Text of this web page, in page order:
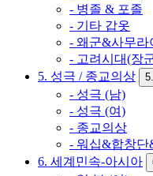
- 병졸 & 포졸
- 기타 갑옷
- 왜군&사무라
- 고려시대(장
5. 성극 / 종교의상
- 성극 (남)
- 성극 (여)
- 종교의상
- 워십&합창단
6. 세계민속-아시아